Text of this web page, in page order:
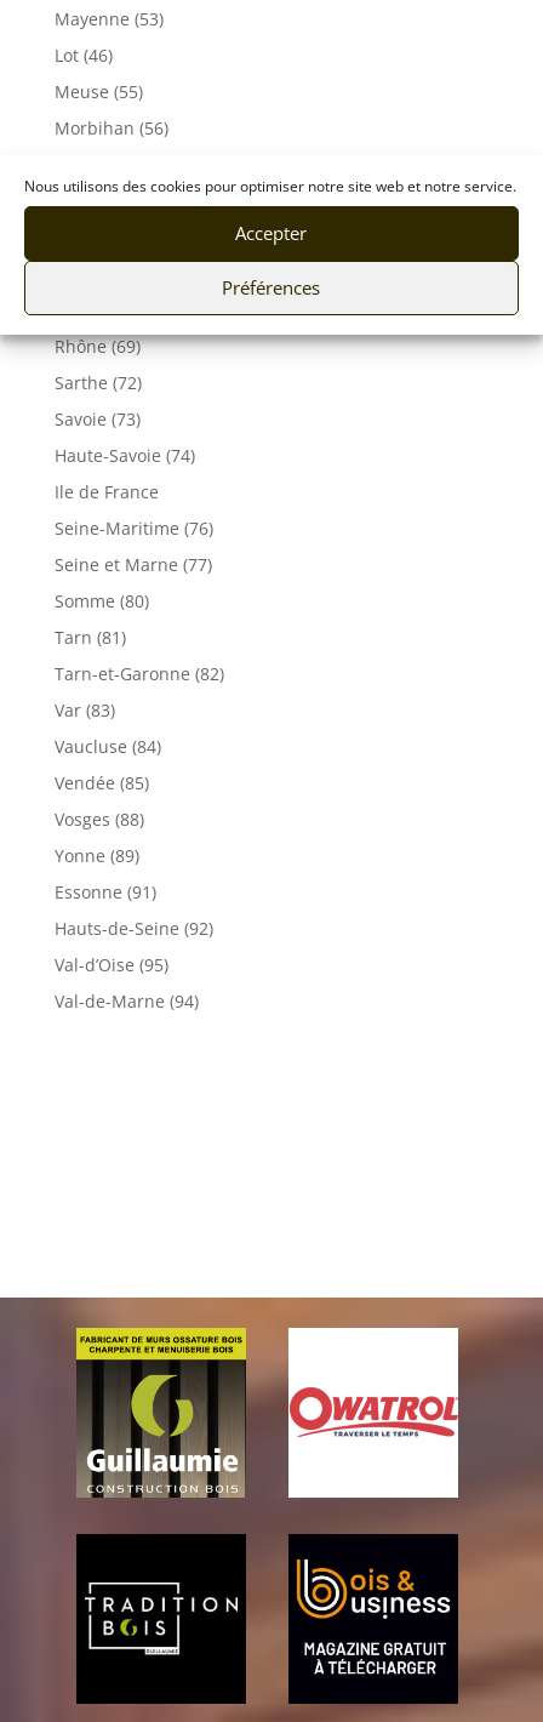
Nous utilisons des cookies pour optimiser notre site web et notre service.
Accepter
Préférences
Mayenne (53)
Lot (46)
Meuse (55)
Morbihan (56)
Orne (61)
Pyrénées-Atlantiques (64)
Rhône (69)
Sarthe (72)
Savoie (73)
Haute-Savoie (74)
Ile de France
Seine-Maritime (76)
Seine et Marne (77)
Somme (80)
Tarn (81)
Tarn-et-Garonne (82)
Var (83)
Vaucluse (84)
Vendée (85)
Vosges (88)
Yonne (89)
Essonne (91)
Hauts-de-Seine (92)
Val-d’Oise (95)
Val-de-Marne (94)